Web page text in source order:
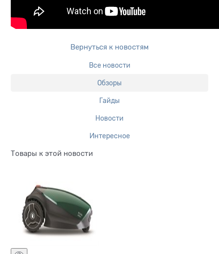
Вернуться к новостям
Все новости
Обзоры
Гайды
Новости
Интересное
Товары к этой новости